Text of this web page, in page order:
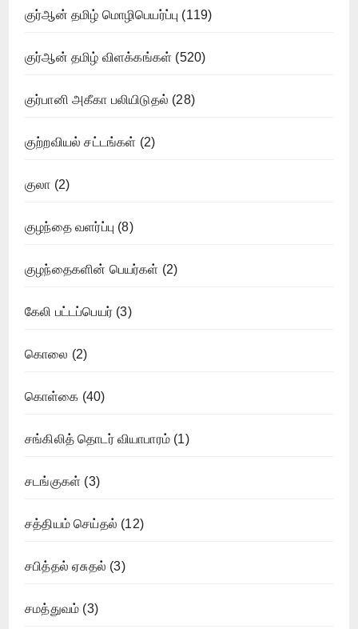
குர்ஆன் தமிழ் மொழிபெயர்ப்பு (119)
குர்ஆன் தமிழ் விளக்கங்கள் (520)
குர்பானி அகீகா பலியிடுதல் (28)
குற்றவியல் சட்டங்கள் (2)
குலா (2)
குழந்தை வளர்ப்பு (8)
குழந்தைகளின் பெயர்கள் (2)
கேலி பட்டப்பெயர் (3)
கொலை (2)
கொள்கை (40)
சங்கிலித் தொடர் வியாபாரம் (1)
சடங்குகள் (3)
சத்தியம் செய்தல் (12)
சபித்தல் ஏசுதல் (3)
சமத்துவம் (3)